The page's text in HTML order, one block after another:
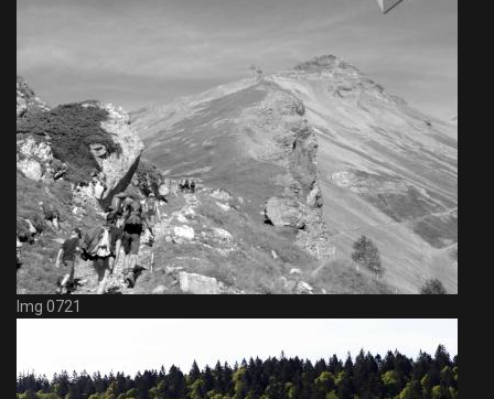
Img 0721